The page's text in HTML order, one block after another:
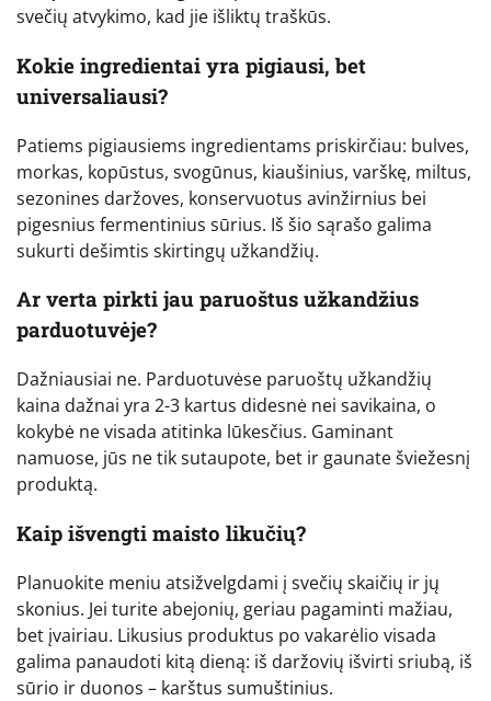
svečių atvykimo, kad jie išliktų traškūs.
Kokie ingredientai yra pigiausi, bet
universaliausi?
Patiems pigiausiems ingredientams priskirčiau: bulves,
morkas, kopūstus, svogūnus, kiaušinius, varškę, miltus,
sezonines daržoves, konservuotus avinžirnius bei
pigesnius fermentinius sūrius. Iš šio sąrašo galima
sukurti dešimtis skirtingų užkandžių.
Ar verta pirkti jau paruoštus užkandžius
parduotuvėje?
Dažniausiai ne. Parduotuvėse paruoštų užkandžių
kaina dažnai yra 2-3 kartus didesnė nei savikaina, o
kokybė ne visada atitinka lūkesčius. Gaminant
namuose, jūs ne tik sutaupote, bet ir gaunate šviežesnį
produktą.
Kaip išvengti maisto likučių?
Planuokite meniu atsižvelgdami į svečių skaičių ir jų
skonius. Jei turite abejonių, geriau pagaminti mažiau,
bet įvairiau. Likusius produktus po vakarėlio visada
galima panaudoti kitą dieną: iš daržovių išvirti sriubą, iš
sūrio ir duonos – karštus sumuštinius.